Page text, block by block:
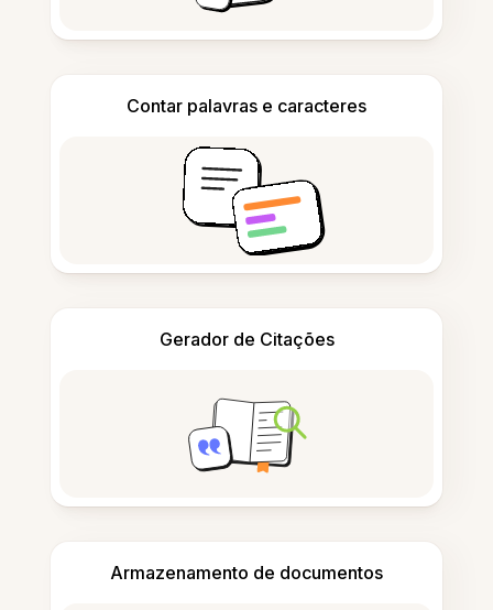
Contar palavras e caracteres
Gerador de Citações
Armazenamento de documentos